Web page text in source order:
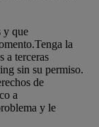
y que
la
a terceras
sin su permiso.
de
a
y le